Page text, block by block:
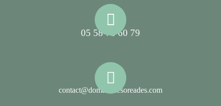
05 58 78 60 79
contact@domainelesoreades.com